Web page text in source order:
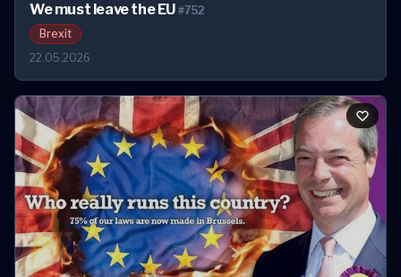
We must leave the EU #752
Brexit
22.05.2026